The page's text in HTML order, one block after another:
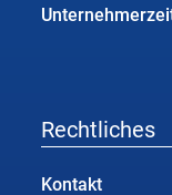
Rechtliches
Kontakt